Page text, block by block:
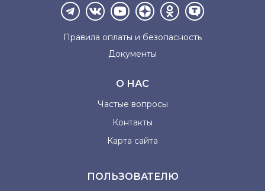
Правила оплаты и безопасность
Документы
О НАС
Частые вопросы
Контакты
Карта сайта
ПОЛЬЗОВАТЕЛЮ